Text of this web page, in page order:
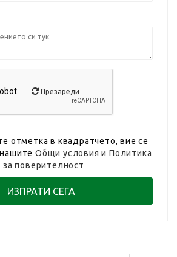
Презареди
отметка в квадратчето, вие се
нашитеОбщи условия иПолитика
за поверителност